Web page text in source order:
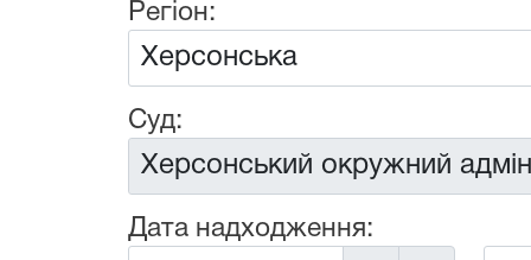
Регіон:
Суд:
Дата надходження: